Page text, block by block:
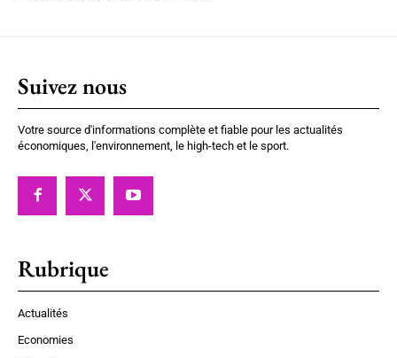
Suivez nous
Votre source d'informations complète et fiable pour les actualités
économiques, l'environnement, le high-tech et le sport.
Rubrique
Actualités
Economies